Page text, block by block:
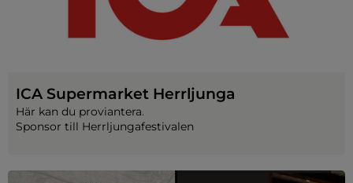
ICA Supermarket Herrljunga
Här kan du proviantera.
Sponsor till Herrljungafestivalen